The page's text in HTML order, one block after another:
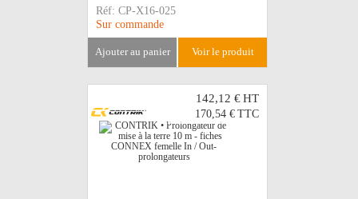
Réf: CP-X16-025
Sur commande
ajouter au panier voir le produit
142,12 €HT
170,54 € TTC